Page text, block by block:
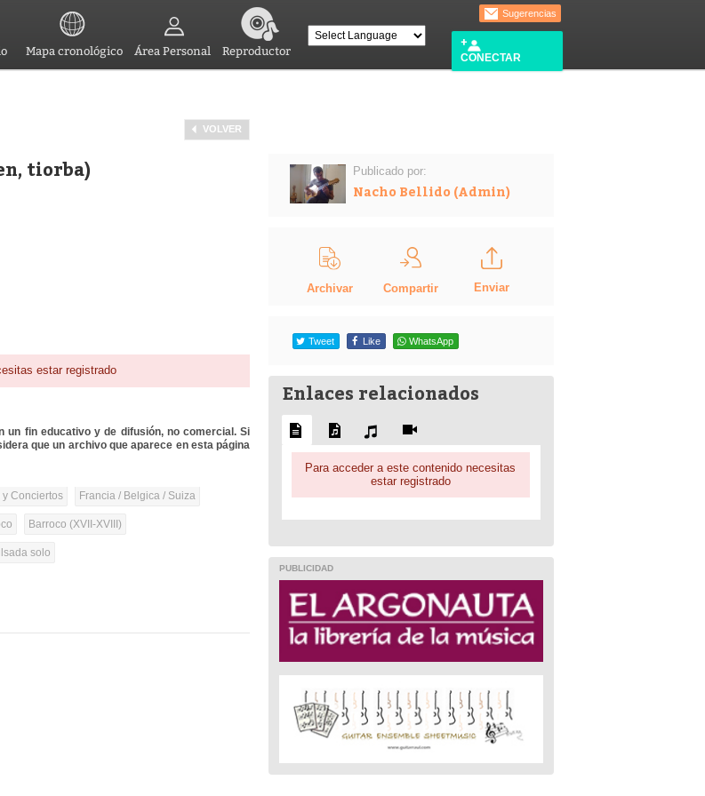
Mapa cronológico Área Personal Reproductor
Sugerencias
CONECTAR
VOLVER
tiorba)
estar registrado
un fin educativo y de difusión, no comercial. Si
que un archivo que aparece en esta página
y Conciertos Francia / Belgica / Suiza
Barroco (XVII-XVIII)
solo
Publicado por:
Nacho Bellido (Admin)
Archivar Compartir Enviar
Tweet Like WhatsApp
Enlaces relacionados
Para acceder a este contenido necesitas
estar registrado
PUBLICIDAD